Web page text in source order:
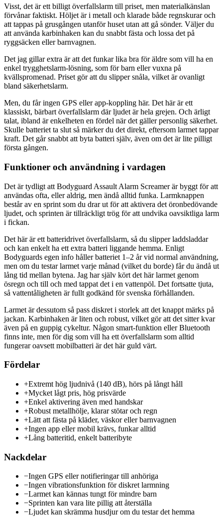
Visst, det är ett billigt överfallslarm till priset, men materialkänslan
förvånar faktiskt. Höljet är i metall och klarade både regnskurar och
att tappas på grusgången utanför huset utan att gå sönder. Väljer du
att använda karbinhaken kan du snabbt fästa och lossa det på
ryggsäcken eller barnvagnen.
Det jag gillar extra är att det funkar lika bra för äldre som vill ha en
enkel trygghetslarm-lösning, som för barn eller vuxna på
kvällspromenad. Priset gör att du slipper snåla, vilket är ovanligt
bland säkerhetslarm.
Men, du får ingen GPS eller app-koppling här. Det här är ett
klassiskt, bärbart överfallslarm där ljudet är hela grejen. Och ärligt
talat, ibland är enkelheten en fördel när det gäller personlig säkerhet.
Skulle batteriet ta slut så märker du det direkt, eftersom larmet tappar
kraft. Det går snabbt att byta batteri själv, även om det är lite pilligt
första gången.
Funktioner och användning i vardagen
Det är tydligt att Bodyguard Assault Alarm Screamer är byggt för att
användas ofta, eller aldrig, men ändå alltid funka. Larmknappen
består av en sprint som du drar ut för att aktivera det öronbedövande
ljudet, och sprinten är tillräckligt trög för att undvika oavsiktliga larm
i fickan.
Det här är ett batteridrivet överfallslarm, så du slipper laddsladdar
och kan enkelt ha ett extra batteri liggande hemma. Enligt
Bodyguards egen info håller batteriet 1–2 år vid normal användning,
men om du testar larmet varje månad (vilket du borde) får du ändå ut
lång tid mellan bytena. Jag har själv kört det här larmet genom
ösregn och till och med tappat det i en vattenpöl. Det fortsatte tjuta,
så vattentåligheten är fullt godkänd för svenska förhållanden.
Larmet är dessutom så pass diskret i storlek att det knappt märks på
jackan. Karbinhaken är liten och robust, vilket gör att det sitter kvar
även på en guppig cykeltur. Någon smart-funktion eller Bluetooth
finns inte, men för dig som vill ha ett överfallslarm som alltid
fungerar oavsett mobilbatteri är det här guld värt.
Fördelar
+Extremt hög ljudnivå (140 dB), hörs på långt håll
+Mycket lågt pris, hög prisvärde
+Enkel aktivering även med handskar
+Robust metallhölje, klarar stötar och regn
+Lätt att fästa på kläder, väskor eller barnvagnen
+Ingen app eller mobil krävs, funkar alltid
+Lång batteritid, enkelt batteribyte
Nackdelar
−Ingen GPS eller notifieringar till anhöriga
−Ingen vibrationsfunktion för diskret larmning
−Larmet kan kännas tungt för mindre barn
−Sprinten kan vara lite pillig att återställa
−Ljudet kan skrämma husdjur om du testar det hemma